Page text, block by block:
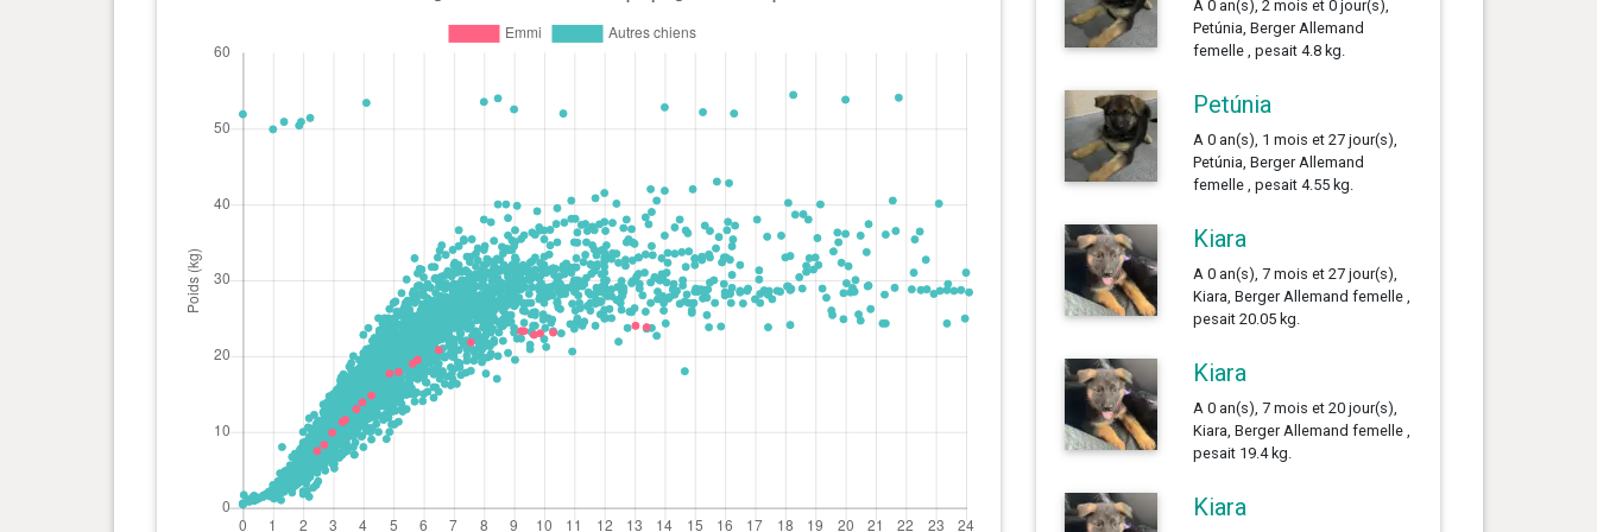
0 an(s), 2 mois et 21 jour(s)
0 an(s), 2 mois et 14 jour(s)
A 0 an(s), 2 mois et 0 jour(s),
Petúnia, Berger Allemand
femelle , pesait 4.8 kg.
Petúnia
A 0 an(s), 1 mois et 27 jour(s),
Petúnia, Berger Allemand
femelle , pesait 4.55 kg.
Kiara
A 0 an(s), 7 mois et 27 jour(s),
Kiara, Berger Allemand femelle ,
pesait 20.05 kg.
Kiara
A 0 an(s), 7 mois et 20 jour(s),
Kiara, Berger Allemand femelle ,
pesait 19.4 kg.
Kiara